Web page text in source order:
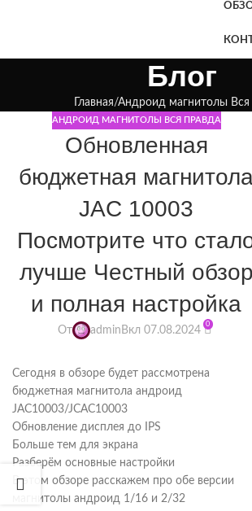
Блог
Главная Андроид магнитолы Вся
АНДРОИД МАГНИТОЛЫ ВСЯ ПРАВДА
Обновленная
бюджетная
JAC 10003
Посмотрите что
лучше Честный обзор
и полная настройка
От admin Вкл 07.08.2024 0
Сегодня в обзоре будет рассмотрена
бюджетная магнитола андроид
JAC10003/JCAC10003
Обновление дисплея до IPS
Больше тем для экрана
Разберём основные настройки
В этом обзоре расскажем про обе версии
магнитолы андроид 1/16 и 2/32